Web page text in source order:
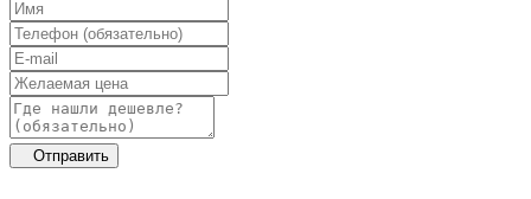
Отправить